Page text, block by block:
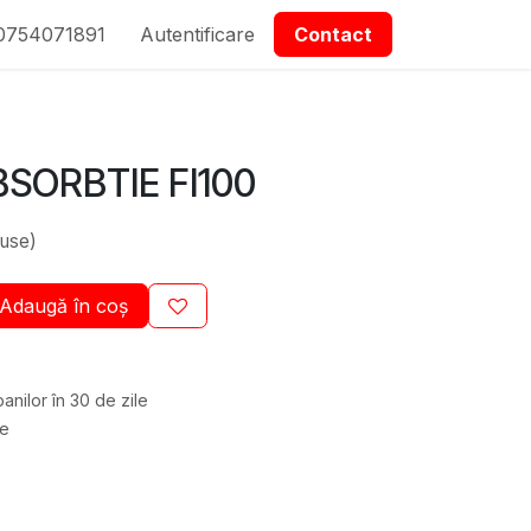
Piese Contactați-ne
Autentificare Contact
FI100
în coș
în 30 de zile